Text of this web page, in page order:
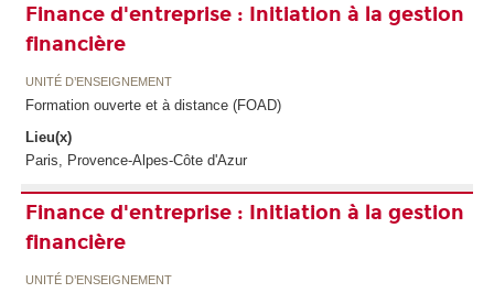
Finance d'entreprise : Initiation à la gestion
financière
UNITÉ D’ENSEIGNEMENT
Formation ouverte et à distance (FOAD)
Lieu(x)
Paris, Provence-Alpes-Côte d'Azur
Finance d'entreprise : Initiation à la gestion
financière
UNITÉ D’ENSEIGNEMENT